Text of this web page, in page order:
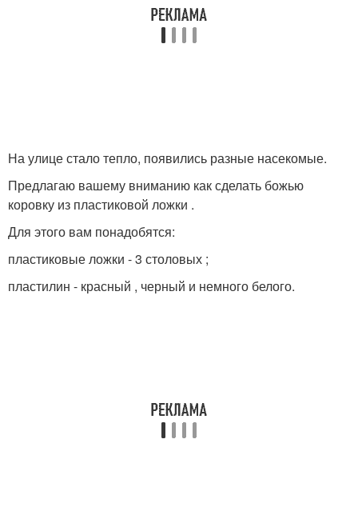
На улице стало тепло, появились разные насекомые.
Предлагаю вашему вниманию как сделать божью
коровку из пластиковой ложки .
Для этого вам понадобятся:
пластиковые ложки - 3 столовых ;
пластилин - красный , черный и немного белого.